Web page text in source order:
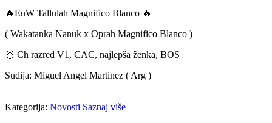
🔥EuW Tallulah Magnifico Blanco 🔥
( Wakatanka Nanuk x Oprah Magnifico Blanco )
🥇 Ch razred V1, CAC, najlepša ženka, BOS
Sudija: Miguel Angel Martinez ( Arg )
Kategorija: Novosti Saznaj više